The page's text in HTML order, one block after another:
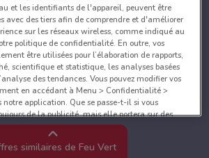
similaires de Feu Vert
et les identifiants de l'appareil, peuvent être
avec des tiers afin de comprendre et d'améliorer
sur les réseaux wireless, comme indiqué au
politique de confidentialité. En outre, vos
être utilisées pour l’élaboration de rapports,
scientifique et statistique, les analyses basées
des tendances. Vous pouvez modifier vos
en accédant à Menu > Confidentialité >
application. Que se passe-t-il si vous
de la publicité, mais elle portera sur des
probablement pas pertinente pour vos centres
changer d’avis à tout moment en accédant à
> Personnalisation dans notre application.